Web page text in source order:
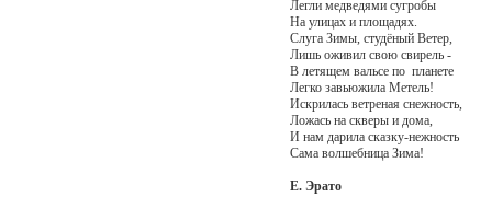
Легли медведями сугробы
На улицах и площадях.
Слуга Зимы, студёный Ветер,
Лишь оживил свою свирель -
В летящем вальсе по планете
Легко завьюжила Метель!
Искрилась ветреная снежность,
Ложась на скверы и дома,
И нам дарила сказку-нежность
Сама волшебница Зима!
Е. Эрато